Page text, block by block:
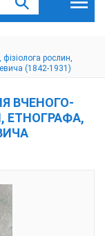
рослин,
(1842-1931)
ВЧЕНОГО-
ЕТНОГРАФА,